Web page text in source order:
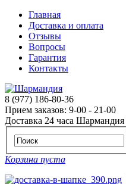
Главная
Доставка и оплата
Отзывы
Вопросы
Гарантия
Контакты
8 (977) 186-80-36
Прием заказов: 9-00 - 21-00
Доставка 24 часа Шармандия
Корзина пуста